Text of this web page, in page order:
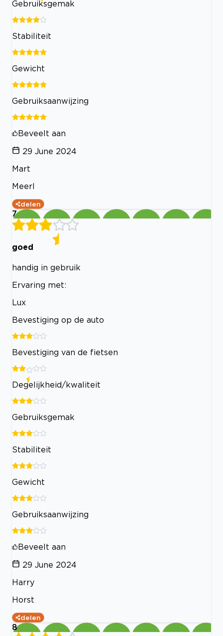
Gebruiksgemak
Stabiliteit
Gewicht
Gebruiksaanwijzing
Beveelt aan
29 June 2024
Mart
Meerl
delen
7
goed
handig in gebruik
Ervaring met:
Lux
Bevestiging op de auto
Bevestiging van de fietsen
Degelijkheid/kwaliteit
Gebruiksgemak
Stabiliteit
Gewicht
Gebruiksaanwijzing
Beveelt aan
29 June 2024
Harry
Horst
delen
8